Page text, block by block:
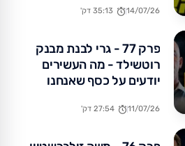
14/07/26 35:13 דק'
פרק 77 - גרי לבנת מבנק
רוטשילד - מה העשירים
יודעים על כסף שאנחנו
11/07/26 27:54 דק'